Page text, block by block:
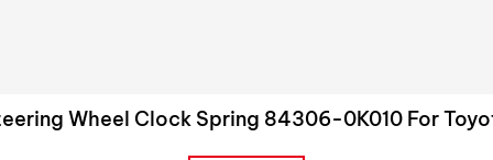
Wheel Clock Spring 84306-0K010 For